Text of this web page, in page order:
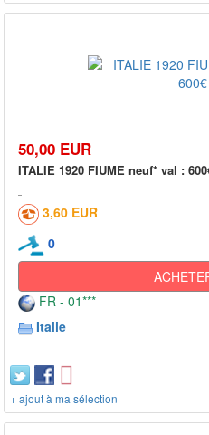
50,00 EUR
ITALIE 1920 FIUME neuf* val :
3,60 EUR
0
FR - 01***
Italie
+ ajout à ma sélection